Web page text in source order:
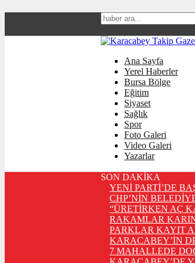
Ana Sayfa
Yerel Haberler
Bursa Bölge
Eğitim
Siyaset
Sağlık
Spor
Foto Galeri
Video Galeri
Yazarlar
SON DAKİKA
YENİ PARTİ’DE
CHP’NİN
“ÜRETİRKEN AÇ
RAKAMLAR
PARKLAR KAYIT
KARACABEY’İN
7 MAHALLEDE